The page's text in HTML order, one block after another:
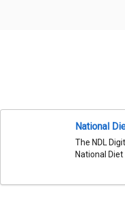
National
The NDL
National